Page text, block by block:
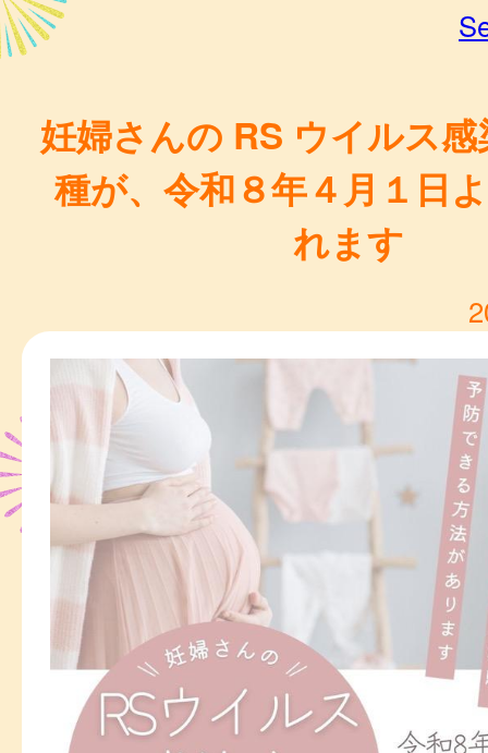
妊婦さんの RS ウイルス
種が、令和８年４月１日
れます